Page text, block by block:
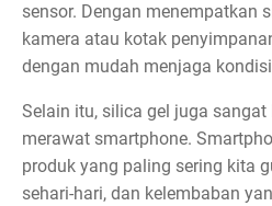
sensor. Dengan menempatkan
kamera atau kotak
dengan mudah menjaga
Selain itu, silica gel juga
merawat smartphone.
produk yang paling sering kita
sehari-hari, dan kelembaban